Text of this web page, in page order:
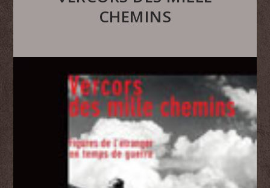
CHEMINS